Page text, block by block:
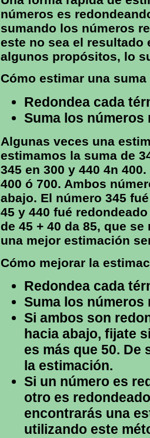
números es
sumando los números
este no sea el resultado
algunos propósitos, lo
Cómo estimar una
Redondea cada
Suma los números
Algunas veces una
estimamos la suma de
345 en 300 y 440 4n
400 ó 700. Ambos
abajo. El número 345
45 y 440 fué
de 45 + 40 da 85, que
una mejor estimación
Cómo mejorar la
Redondea cada
Suma los números
Si ambos son
hacia abajo, fijate
es más que 50. De
la estimación.
Si un número es
otro es
encontrarás una
utilizando este